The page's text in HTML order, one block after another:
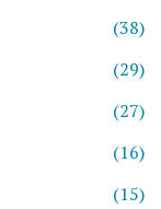
(38)
(29)
(27)
(16)
(15)